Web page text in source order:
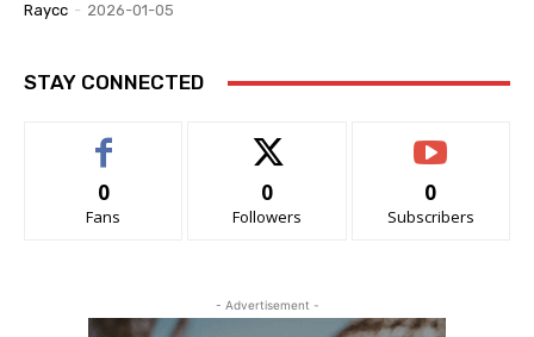
Raycc - 2026-01-05
STAY CONNECTED
0
Fans
0
Followers
0
Subscribers
- Advertisement -